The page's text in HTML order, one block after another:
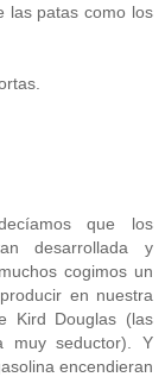
las patas como los
que los
desarrollada y
cogimos un
en nuestra
Kird Douglas (las
muy seductor). Y
encendieran